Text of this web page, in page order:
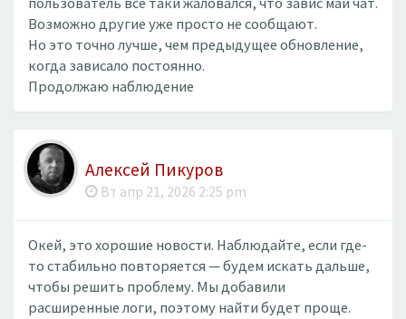
Возможно другие уже просто не сообщают.
Но это точно лучше, чем предыдущее обновление,
когда зависало постоянно.
Продолжаю наблюдение
Алексей Пикуров
Вт апр 21, 2026 2:25 pm
Окей, это хорошие новости. Наблюдайте, если где-
то стабильно повторяется — будем искать дальше,
чтобы решить проблему. Мы добавили
расширенные логи, поэтому найти будет проще.